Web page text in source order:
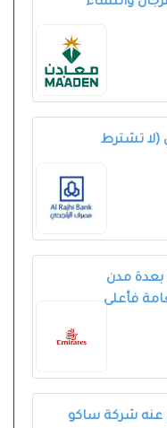
تشترط
بعدة مدن
فأعلى
عنه شركة ساكو